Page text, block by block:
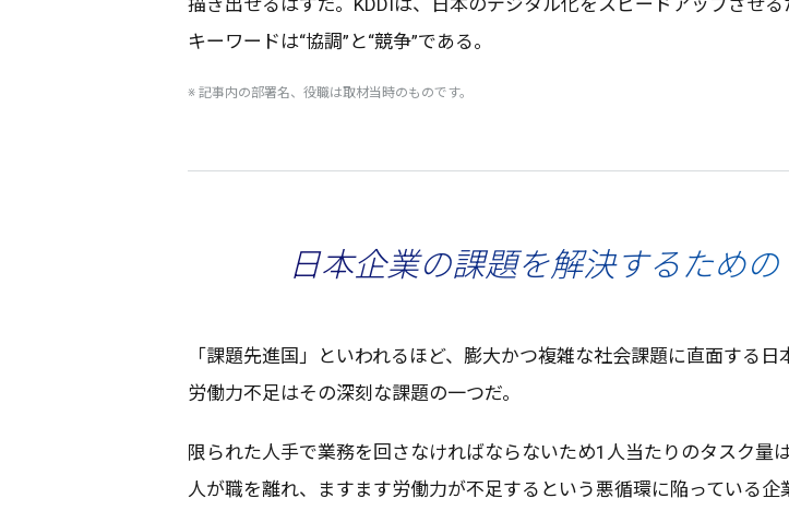
描き出せるはずだ。KDDIは、
日本のデジタル化を スピードアップさせ
キーワード は“協調”と“競争”である。
※ 記事内の部署名、 役職は取材当時のものです。
日本企業の課題を解決するため
「 課題先進国」といわれるほど、 膨大かつ複雑な社会課題に直面する 日
労働力不足はその深刻 な課題の一つだ。
限られた人手で業務を回さなければならないため1 人当たりのタスク量
人が職を離れ、ますます労働力が不足するという 悪循環に陥っている企